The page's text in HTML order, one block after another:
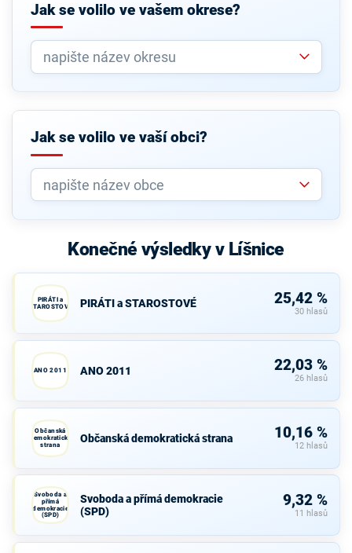
Jak se volilo ve vašem okrese?
Jak se volilo ve vaší obci?
Konečné výsledky v Líšnice
PIRÁTI a
STAROSTOVÉ
PIRÁTI a STAROSTOVÉ 25,42 %
30 hlasů
ANO 2011 ANO 2011 22,03 %
26 hlasů
Občanská
demokratická
strana
Občanská demokratická strana 10,16 %
12 hlasů
Svoboda a
přímá
demokracie
(SPD)
Svoboda a přímá demokracie
(SPD)
9,32 %
11 hlasů